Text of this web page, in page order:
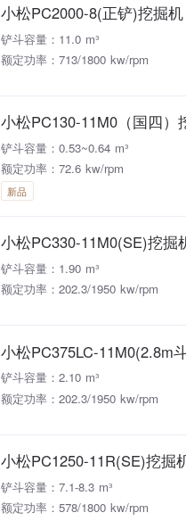
小松PC2000-8(正铲)挖掘机
铲斗容量：11.0 m³
额定功率：713/1800 kw/rpm
小松PC130-11M0（国四）
铲斗容量：0.53~0.64 m³
额定功率：72.6 kw/rpm
新品
小松PC330-11M0(SE)挖掘
铲斗容量：1.90 m³
额定功率：202.3/1950 kw/rpm
小松PC375LC-11M0(2.8m
铲斗容量：2.10 m³
额定功率：202.3/1950 kw/rpm
小松PC1250-11R(SE)挖掘
铲斗容量：7.1-8.3 m³
额定功率：578/1800 kw/rpm